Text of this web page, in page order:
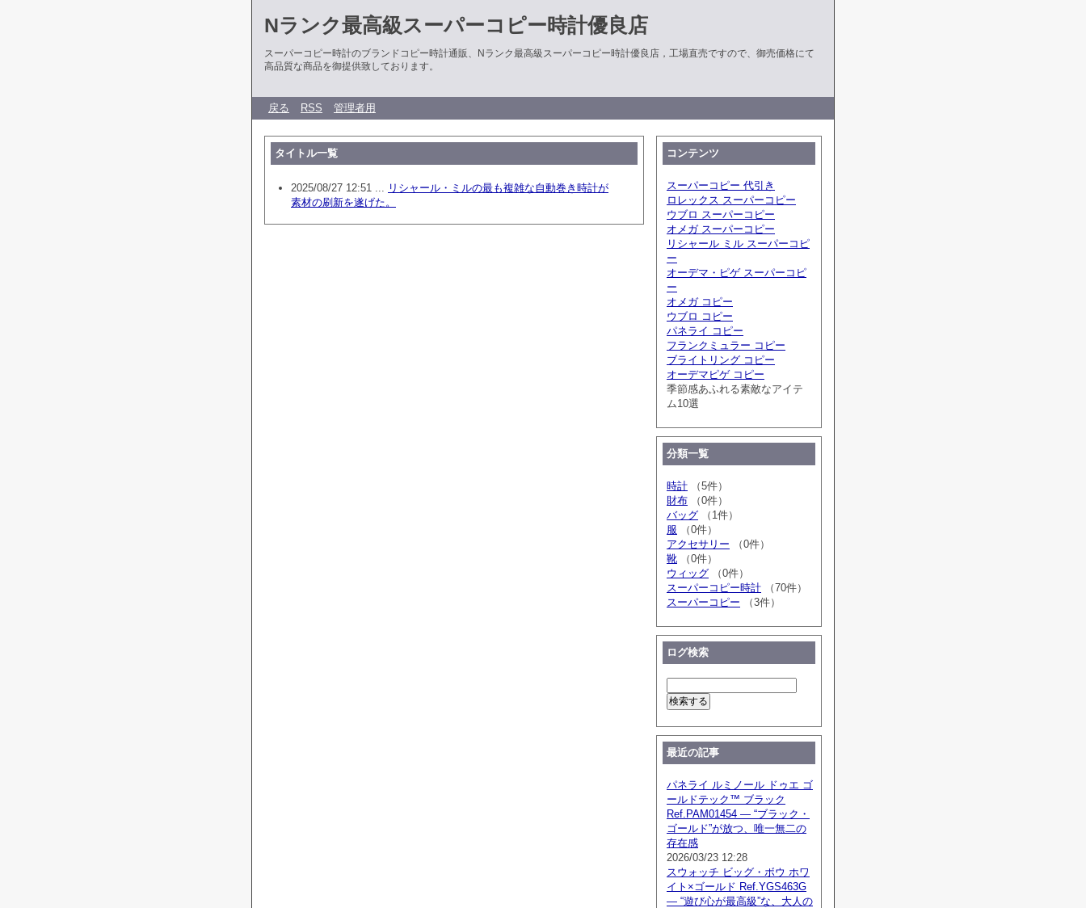
Nランク最高級スーパーコピー時計優良店
スーパーコピー時計のブランドコピー時計通販、Nランク最高級スーパーコピー時計優良店，工場直売ですので、御売価格にて
高品質な商品を御提供致しております。
戻る RSS 管理者用
タイトル一覧
2025/08/27 12:51 ... リシャール・ミルの最も複雑な自動巻き時計が
素材の刷新を遂げた。
コンテンツ
スーパーコピー 代引き
ロレックス スーパーコピー
ウブロ スーパーコピー
オメガ スーパーコピー
リシャール ミル スーパーコピ
ー
オーデマ・ピゲ スーパーコピ
ー
オメガ コピー
ウブロ コピー
パネライ コピー
フランクミュラー コピー
ブライトリング コピー
オーデマピゲ コピー
季節感あふれる素敵なアイテ
ム10選
分類一覧
時計 （5件）
財布 （0件）
バッグ （1件）
服 （0件）
アクセサリー （0件）
靴 （0件）
ウィッグ （0件）
スーパーコピー時計 （70件）
スーパーコピー （3件）
ログ検索
最近の記事
パネライ ルミノール ドゥエ ゴ
ールドテック™ ブラック
Ref.PAM01454 — “ブラック・
ゴールド”が放つ、唯一無二の
存在感
2026/03/23 12:28
スウォッチ ビッグ・ボウ ホワ
イト×ゴールド Ref.YGS463G
— “遊び心が最高級”な、大人の